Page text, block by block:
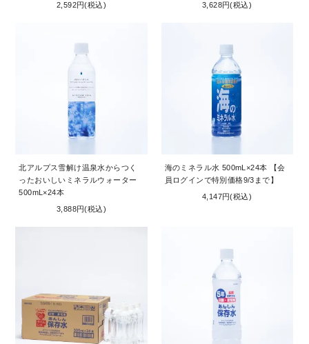
2,592円(税込)
3,628円(税込)
北アルプス雪解け温泉水からつく
ったおいしいミネラルウォーター
500mL×24本
3,888円(税込)
海のミネラル水 500mL×24本 【会
員ログインで特別価格9/3まで】
4,147円(税込)